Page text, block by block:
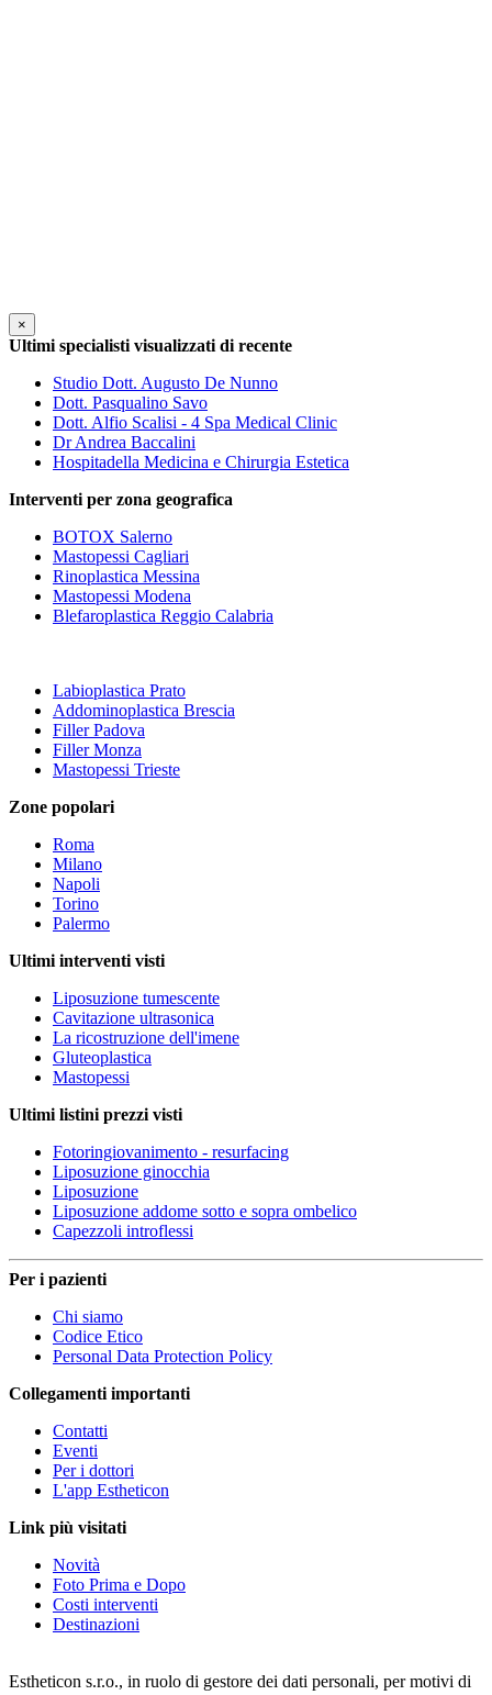
×
Ultimi specialisti visualizzati di recente
Studio Dott. Augusto De Nunno
Dott. Pasqualino Savo
Dott. Alfio Scalisi - 4 Spa Medical Clinic
Dr Andrea Baccalini
Hospitadella Medicina e Chirurgia Estetica
Interventi per zona geografica
BOTOX Salerno
Mastopessi Cagliari
Rinoplastica Messina
Mastopessi Modena
Blefaroplastica Reggio Calabria
Labioplastica Prato
Addominoplastica Brescia
Filler Padova
Filler Monza
Mastopessi Trieste
Zone popolari
Roma
Milano
Napoli
Torino
Palermo
Ultimi interventi visti
Liposuzione tumescente
Cavitazione ultrasonica
La ricostruzione dell'imene
Gluteoplastica
Mastopessi
Ultimi listini prezzi visti
Fotoringiovanimento - resurfacing
Liposuzione ginocchia
Liposuzione
Liposuzione addome sotto e sopra ombelico
Capezzoli introflessi
Per i pazienti
Chi siamo
Codice Etico
Personal Data Protection Policy
Collegamenti importanti
Contatti
Eventi
Per i dottori
L'app Estheticon
Link più visitati
Novità
Foto Prima e Dopo
Costi interventi
Destinazioni
Estheticon s.r.o., in ruolo di gestore dei dati personali, per motivi di